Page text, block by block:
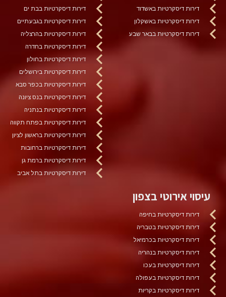
דירות דיסקרטיות באשדוד
דירות דיסקרטיות באשקלון
דירות דיסקרטיות בבאר שבע
דירות דיסקרטיות בבת ים
דירות דיסקרטיות בגבעתיים
דירות דיסקרטיות בהרצליה
דירות דיסקרטיות בחדרה
דירות דיסקרטיות בחולון
דירות דיסקרטיות בירושלים
דירות דיסקרטיות בכפר סבא
דירות דיסקרטיות בנס ציונה
דירות דיסקרטיות בנתניה
דירות דיסקרטיות בפתח תקווה
דירות דיסקרטיות בראשון לציון
דירות דיסקרטיות ברחובות
דירות דיסקרטיות ברמת גן
דירות דיסקרטיות בתל אביב
עיסוי אירוטי בצפון
דירות דיסקרטיות בחיפה
דירות דיסקרטיות בטבריה
דירות דיסקרטיות בכרמיאל
דירות דיסקרטיות בנהריה
דירות דיסקרטיות בעכו
דירות דיסקרטיות בעפולה
דירות דיסקרטיות בקריות